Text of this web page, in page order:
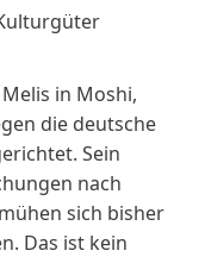
in Moshi,
die deutsche
Sein
nach
sich bisher
Das ist kein